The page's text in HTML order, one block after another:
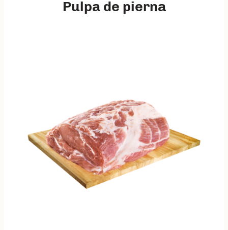
Pulpa de pierna